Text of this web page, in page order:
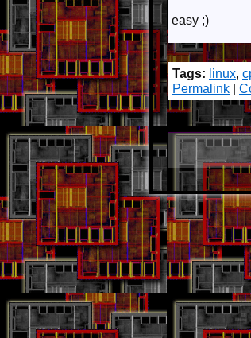
easy ;)
Tags: linux,
Permalink